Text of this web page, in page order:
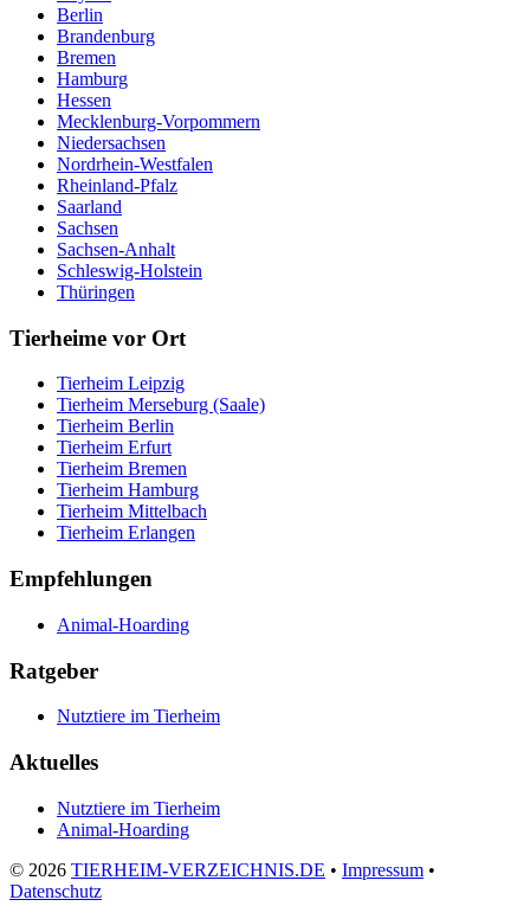
Berlin
Brandenburg
Bremen
Hamburg
Hessen
Mecklenburg-Vorpommern
Niedersachsen
Nordrhein-Westfalen
Rheinland-Pfalz
Saarland
Sachsen
Sachsen-Anhalt
Schleswig-Holstein
Thüringen
Tierheime vor Ort
Tierheim Leipzig
Tierheim Merseburg (Saale)
Tierheim Berlin
Tierheim Erfurt
Tierheim Bremen
Tierheim Hamburg
Tierheim Mittelbach
Tierheim Erlangen
Empfehlungen
Animal-Hoarding
Ratgeber
Nutztiere im Tierheim
Aktuelles
Nutztiere im Tierheim
Animal-Hoarding
© 2026 TIERHEIM-VERZEICHNIS.DE • Impressum •
Datenschutz